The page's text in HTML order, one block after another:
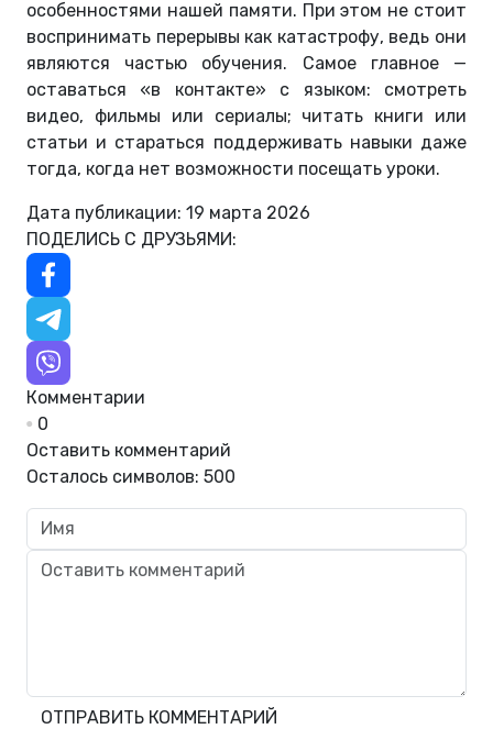
особенностями нашей памяти. При этом не стоит
воспринимать перерывы как катастрофу, ведь они
являются частью обучения. Самое главное —
оставаться «в контакте» с языком: смотреть
видео, фильмы или сериалы; читать книги или
статьи и стараться поддерживать навыки даже
тогда, когда нет возможности посещать уроки.
Дата публикации: 19 марта 2026
ПОДЕЛИСЬ С ДРУЗЬЯМИ:
Комментарии
0
Оставить комментарий
Осталось символов: 500
ОТПРАВИТЬ КОММЕНТАРИЙ